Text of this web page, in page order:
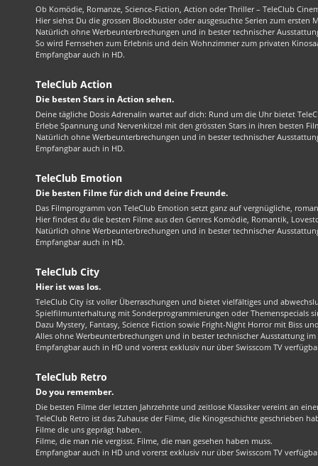
Ob Komödie, Romanze, Science-Fiction, Action oder Thriller – TeleClub
Hier siehst Du die grossen Blockbuster oder ausgesuchte Serien zum ersten
Natürlich ohne Werbeunterbrechungen und in bester technischer
So wird Fernsehen zum Erlebnis und dein Wohnzimmer zum privaten
Empfangbar auch in HD.
TeleClub Action
Die besten Stars in Action sehen.
Deine tägliche Dosis Adrenalin wartet auf dich: Rund um die Uhr bietet
Erlebe Spannung und Nervenkitzel mit den grössten Stars in ihren besten
Natürlich ohne Werbeunterbrechungen und in bester technischer
Empfangbar auch in HD.
TeleClub Emotion
Die besten Filme für dich und deine Freunde.
Das Filmprogramm von TeleClub Emotion setzt ganz auf vergnügliche,
Hier findest du die besten Filme aus den Genres Komödie, Romantik,
Natürlich ohne Werbeunterbrechungen und in bester technischer
Empfangbar auch in HD.
TeleClub City
Hier ist was los.
TeleClub City ist voller Überraschungen und bietet vielfältiges und
Spielfilmunterhaltung mit Sonderprogrammierungen oder Themenspecials
Dazu Mystery, Fantasy, Science Fiction sowie Fright-Night Horror mit Biss
Alles ohne Werbeunterbrechungen und in bester technischer Ausstattung
Empfangbar auch in HD und vorerst exklusiv nur über Swisscom TV
TeleClub Retro
Do you remember.
Die besten Filme der letzten Jahrzehnte und zeitlose Klassiker vereint an
TeleClub Retro ist das Zuhause der Filme, die Kinogeschichte geschrieben
Filme die uns geprägt haben.
Filme, die man nie vergisst. Filme, die man gesehen haben muss.
Empfangbar auch in HD und vorerst exklusiv nur über Swisscom TV